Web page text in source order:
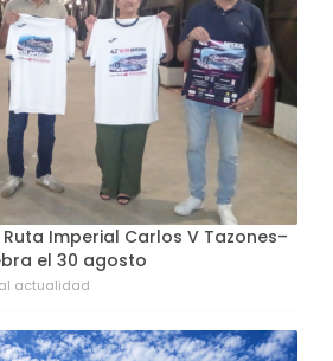
Imperial Carlos V Tazones–
el 30 agosto
actualidad